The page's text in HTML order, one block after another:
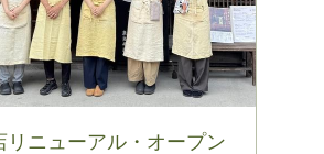
リニューアル・オープン